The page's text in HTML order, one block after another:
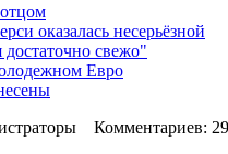
оказалась несерьёзной
свежо"
Евро
Комментариев: